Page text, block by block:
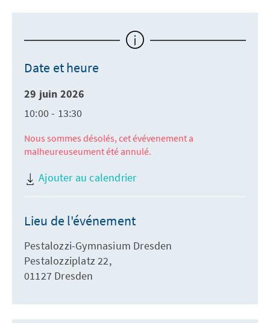
Date et heure
29 juin 2026
10:00 - 13:30
Nous sommes désolés, cet évévenement a
malheureuseument été annulé.
Ajouter au calendrier
Lieu de l'événement
Pestalozzi-Gymnasium Dresden
Pestalozziplatz 22,
01127 Dresden